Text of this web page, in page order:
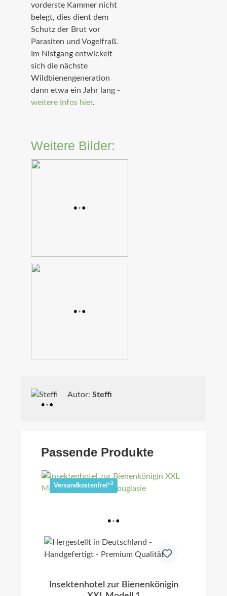
vorderste Kammer nicht
belegt, dies dient dem
Schutz der Brut vor
Parasiten und Vogelfraß.
Im Nistgang entwickelt
sich die nächste
Wildbienengeneration
dann etwa ein Jahr lang -
weitere Infos hier.
Weitere Bilder:
Autor: Steffi
Passende Produkte
Versandkostenfrei*2
Insektenhotel zur Bienenkönigin